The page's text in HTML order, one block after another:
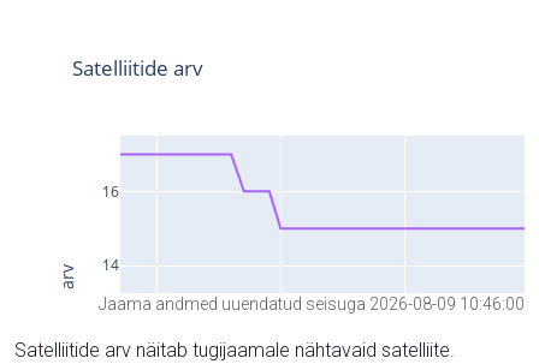
Jaama andmed uuendatud seisuga 2026-08-09 10:46:00
Satelliitide arv näitab tugijaamale nähtavaid satelliite.